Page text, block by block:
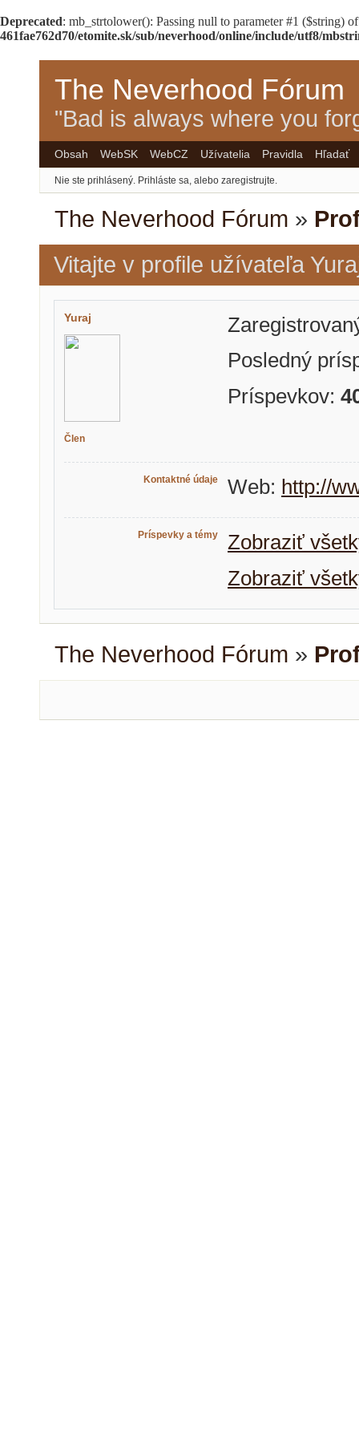
Deprecated: mb_strtolower(): Passing null to parameter #1 ($string)
461fae762d70/etomite.sk/sub/neverhood/online/include/utf8/
The Neverhood Fórum
"Bad is always where you
Obsah WebSK WebCZ Užívatelia Pravidla Hľadať
Nie ste prihlásený. Prihláste sa, alebo zaregistrujte.
The Neverhood Fórum »
Vitajte v profile užívateľa
Yuraj
Člen
Posledný
Príspevkov:
Kontaktné údaje Web: http://
Príspevky a témy
Zobraziť
Zobraziť
The Neverhood Fórum »